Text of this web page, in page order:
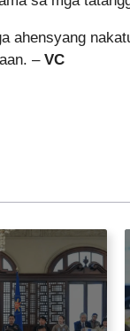
ahensyang
– VC